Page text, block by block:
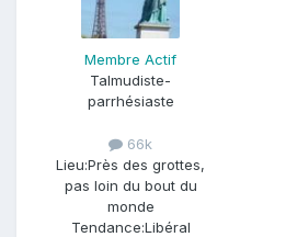
Membre Actif
Talmudiste-
parrhésiaste
66k
Lieu:Près des grottes,
pas loin du bout du
monde
Tendance:Libéral